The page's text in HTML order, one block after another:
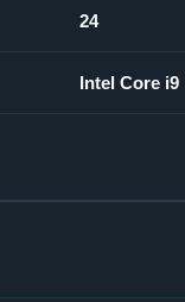
24
Intel Core i9